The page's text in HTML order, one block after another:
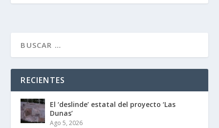
RECIENTES
El ‘deslinde’ estatal del proyecto ‘Las
Dunas’
Ago 5, 2026